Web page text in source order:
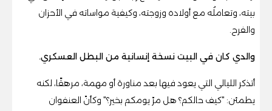
بيته، وتعاملُه مع أولاده وزوجته، وكيفية مواساته في الأحزان
والفرح.
والدي كان في البيت نسخة إنسانية من البطل العسكري.
أتذكر الليالي التي يعود فيها بعد مناورة أو مهمة، مرهقًا، لكنه
يطمئن: "كيف حالكم؟ هل مرّ يومكم بخير؟" وكأنّ العنفوان